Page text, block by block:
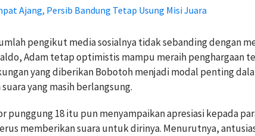
Ajang, Persib Bandung Tetap Usung Misi Juara
pengikut media sosialnya tidak sebanding dengan
Adam tetap optimistis mampu meraih penghargaan
yang diberikan Bobotoh menjadi modal penting
yang masih berlangsung.
punggung 18 itu pun menyampaikan apresiasi kepada
memberikan suara untuk dirinya. Menurutnya,